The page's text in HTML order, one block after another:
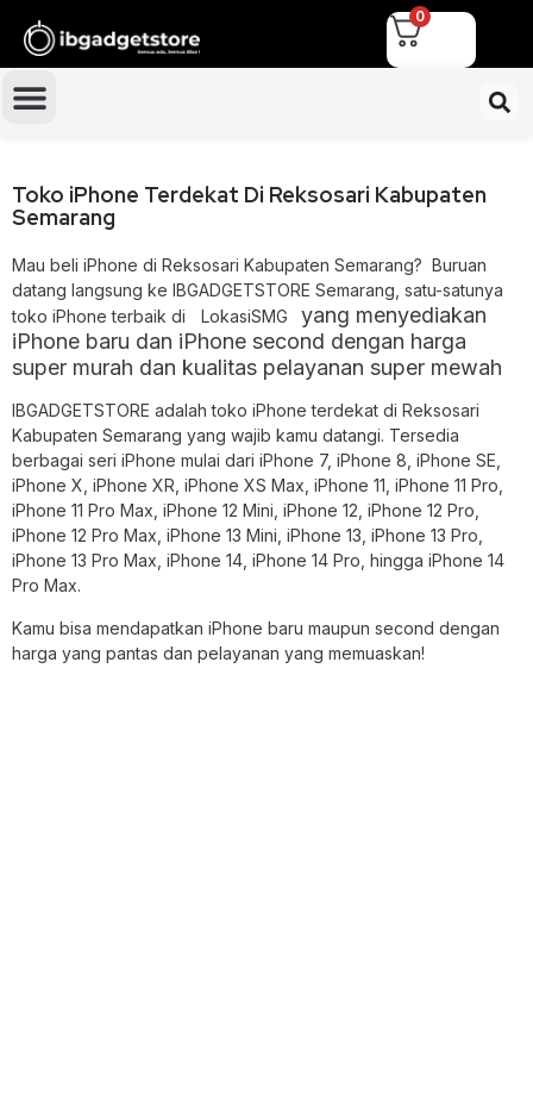
0
Toko iPhone Terdekat Di Reksosari Kabupaten
Semarang
Mau beli iPhone di Reksosari Kabupaten Semarang? Buruan
datang langsung ke IBGADGETSTORE Semarang, satu-satunya
toko iPhone terbaik di
LokasiSMG
yang menyediakan
iPhone baru dan iPhone second dengan harga
super murah dan kualitas pelayanan super mewah
IBGADGETSTORE adalahtoko iPhone terdekat di Reksosari
Kabupaten Semarang yang wajib kamu datangi. Tersedia
berbagai seri iPhone mulai dari iPhone 7, iPhone 8, iPhone SE,
iPhone X, iPhone XR, iPhone XS Max, iPhone 11, iPhone 11 Pro,
iPhone 11 Pro Max, iPhone 12 Mini, iPhone 12, iPhone 12 Pro,
iPhone 12 Pro Max, iPhone 13 Mini, iPhone 13, iPhone 13 Pro,
iPhone 13 Pro Max, iPhone 14, iPhone 14 Pro, hingga iPhone 14
Pro Max.
Kamu bisa mendapatkan iPhone baru maupun second dengan
harga yang pantas dan pelayanan yang memuaskan!